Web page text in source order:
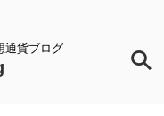
通貨ブログ